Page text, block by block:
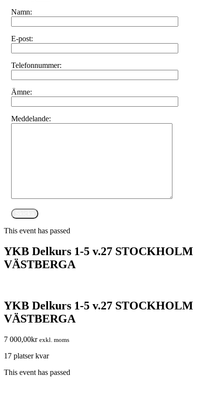
Namn:
E-post:
Telefonnummer:
Ämne:
Meddelande:
This event has passed
YKB Delkurs 1-5 v.27 STOCKHOLM
VÄSTBERGA
YKB Delkurs 1-5 v.27 STOCKHOLM
VÄSTBERGA
7 000,00kr exkl. moms
17 platser kvar
This event has passed